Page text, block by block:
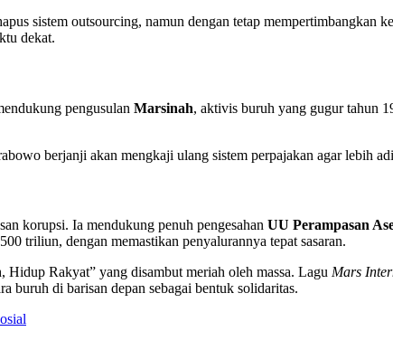
sistem outsourcing, namun dengan tetap mempertimbangkan
dekat.
pengusulan Marsinah, aktivis buruh yang gugur tahun
berjanji akan mengkaji ulang sistem perpajakan agar lebih
korupsi. Ia mendukung penuh pengesahan UU Perampasan
triliun, dengan memastikan penyalurannya tepat sasaran.
Rakyat” yang disambut meriah oleh massa. Lagu Mars
buruh di barisan depan sebagai bentuk solidaritas.